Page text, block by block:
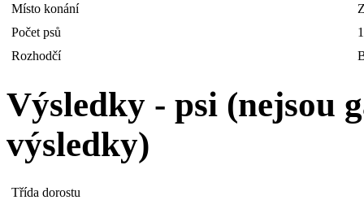
Místo konání
Počet psů
Rozhodčí
Výsledky - psi (nejsou
výsledky)
Třída dorostu